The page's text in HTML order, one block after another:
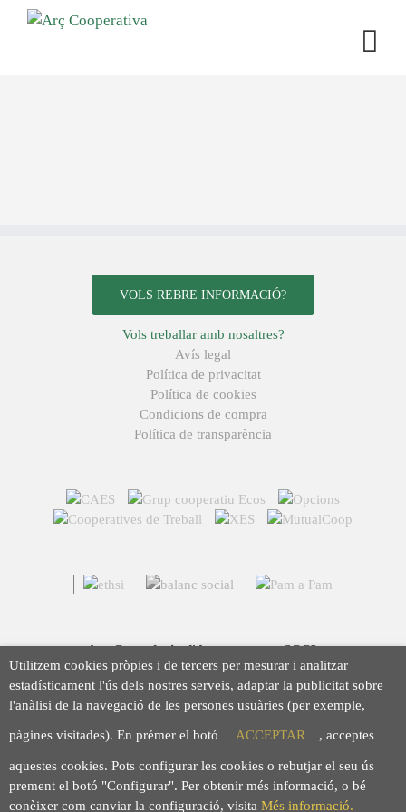
VOLS REBRE INFORMACIÓ?
Vols treballar amb nosaltres?
Avís legal
Política de privacitat
Política de cookies
Condicions de compra
Política de transparència
Arç Corredoria d'Assegurances, SCCL
Casp 43, 08010 Barcelona
93 423 46 02
info@arc.coop
Utilitzem cookies pròpies i de tercers per mesurar i analitzar
estadísticament l'ús dels nostres serveis, adaptar la publicitat sobre
l'anàlisi de la navegació de les persones usuàries (per exemple,
pàgines visitades). En prémer el botó ACCEPTAR , acceptes
aquestes cookies. Pots configurar les cookies o rebutjar el seu ús
prement el botó "Configurar". Per obtenir més informació, o bé
conèixer com canviar la configuració, visita Més informació.